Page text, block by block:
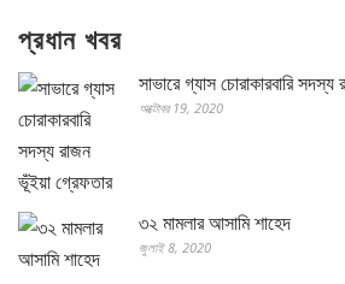
প্রধান খবর
সাভারে গ্যাস চোরাকারবারি
অক্টোবর 19, 2020
৩২ মামলার আসামি শাহেদ
জুলাই 8, 2020